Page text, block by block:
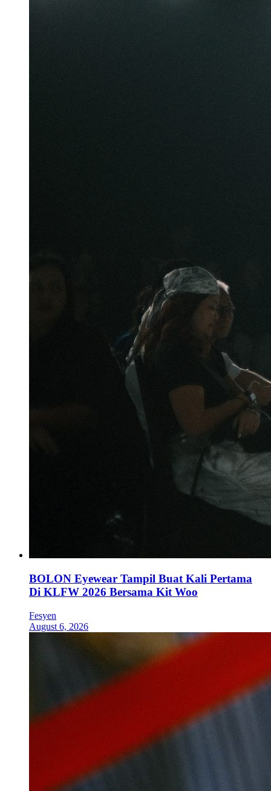
BOLON Eyewear Tampil Buat Kali Pertama
Di KLFW 2026 Bersama Kit Woo
Fesyen
August 6, 2026